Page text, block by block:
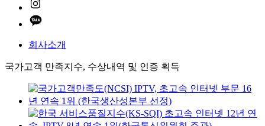
회사소개
국가고객 만족지수, 수상내역 및 인증 획득